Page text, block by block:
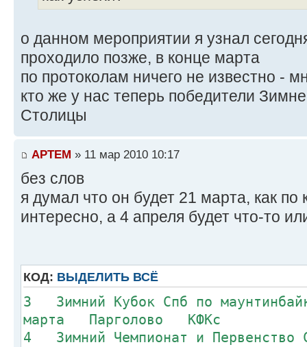
о данном мероприятии я узнал
проходило позже, в конце марта
по протоколам ничего не известно -
кто же у нас теперь победители
Столицы
APTEM » 11 мар 2010 10:17
без слов
я думал что он будет 21 марта, как по
интересно, а 4 апреля будет что-то
КОД: ВЫДЕЛИТЬ ВСЁ
3 Зимний Кубок Спб по
марта Парголово КФКс
4 Зимний Чемпионат и Первенство